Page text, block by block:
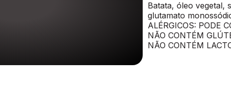
Batata, óleo vegetal,
glutamato
ALÉRGICOS: PODE
NÃO CONTÉM
NÃO CONTÉM